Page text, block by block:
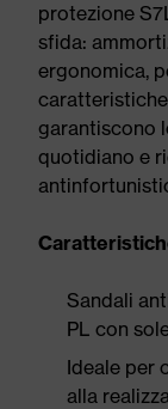
protezione
sfida:
ergonomica,
garantiscono
quotidiano e
Sandali
PL con
Ideale per
alla